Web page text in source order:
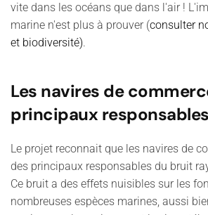
vite dans les océans que dans l'air !
marine n'est plus à prouver (consulter
et biodiversité).
Les navires de
principaux
Le projet reconnait que les navires de
des principaux responsables du bruit
Ce bruit a des effets nuisibles sur les
nombreuses espèces marines, aussi